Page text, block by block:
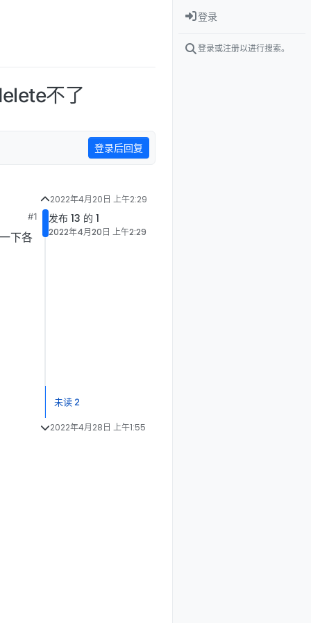
不了
登录后回复
#1
下各
2022年4月20日 上午2:29
发布 13 的 1
2022年4月20日 上午2:29
未读 2
2022年4月28日 上午1:55
登录
登录或注册以进行搜索。